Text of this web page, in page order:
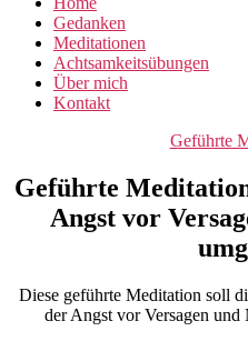
Gedanken
Meditationen
Achtsamkeitsübungen
Über mich
Kontakt
Geführte
Geführte
Angst vor
Diese geführte Meditation soll
der Angst vor Versagen und